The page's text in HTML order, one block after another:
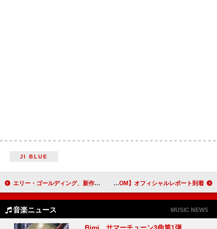
JI BLUE
エリー・ゴールディング、新作アルバム『I Know Too Much』9/4日リリース決定＆シングル「Black Prada Dress」配信開始 goethe、ワンマンライブ【goethe Live at LIQUIDROOM】オフィシャルレポート到着
音楽ニュース MUSIC NEWS
Bimi、サマーチューン3曲第1弾